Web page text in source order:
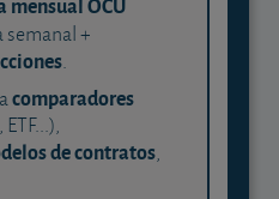
semanal +
.
comparadores
de contratos,